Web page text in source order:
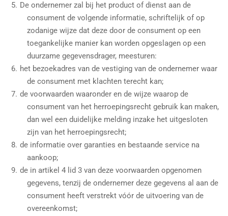
De ondernemer zal bij het product of dienst aan de
consument de volgende informatie, schriftelijk of op
zodanige wijze dat deze door de consument op een
toegankelijke manier kan worden opgeslagen op een
duurzame gegevensdrager, meesturen:
het bezoekadres van de vestiging van de ondernemer waar
de consument met klachten terecht kan;
de voorwaarden waaronder en de wijze waarop de
consument van het herroepingsrecht gebruik kan maken,
dan wel een duidelijke melding inzake het uitgesloten
zijn van het herroepingsrecht;
de informatie over garanties en bestaande service na
aankoop;
de in artikel 4 lid 3 van deze voorwaarden opgenomen
gegevens, tenzij de ondernemer deze gegevens al aan de
consument heeft verstrekt vóór de uitvoering van de
overeenkomst;